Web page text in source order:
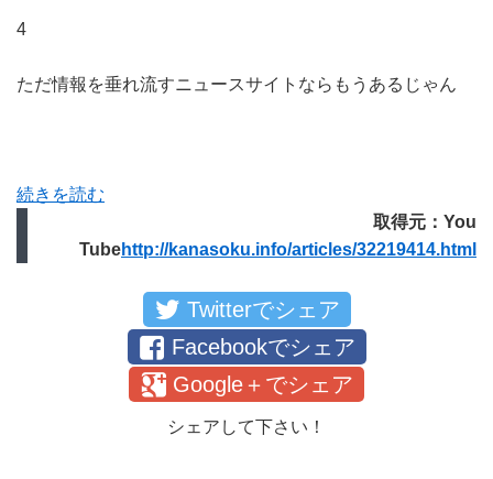
4
ただ情報を垂れ流すニュースサイトならもうあるじゃん
続きを読む
取得元：You
Tubehttp://kanasoku.info/articles/32219414.html
Twitterでシェア
Facebookでシェア
Google＋でシェア
シェアして下さい！